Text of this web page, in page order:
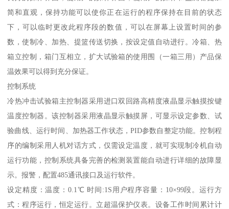
简和直观，保持功能可以使你正在运行的程序保持在目前的状态
下，可以临时更改此程序段的数值，可以在屏幕上设置时间的参
数，使制冷、加热、提篮传送切换，按设定值自动进行。冷箱、热
箱立控制，箱门互相立，扩大试验箱的使用围（一箱三用）产品保
温效果可以得到充分保证。
控制系统
冷热冲击试验箱主控制器采用进口双回路高精度液晶显示触摸按键
温度控制器。该控制器采用液晶显示触摸屏，可显示设定参数、试
验曲线、运行时间、加热器工作状态，PID参数自整定功能。控制程
序的编制采用人机对话方式，仅需设定温度，就可实现制冷机自动
运行功能，控制系统具备完善的检测装置能自动进行详细的故障显
示。报警，配置485通讯接口及运行软件。
设定精度：温度：0.1℃ 时间:1S用户程序容量：10×99段。运行方
式：程序运行，恒定运行。立超温保护仪表。设备工作时间累计计